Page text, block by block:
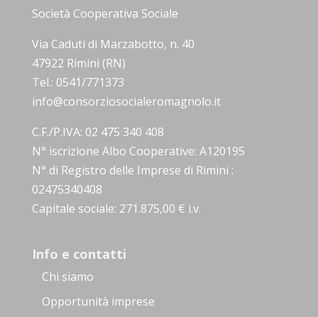
Società Cooperativa Sociale
Via Caduti di Marzabotto, n. 40
47922 Rimini (RN)
Tel.: 0541/771373
info@consorziosocialeromagnolo.it
C.F./P.IVA: 02 475 340 408
N° iscrizione Albo Cooperative: A120195
N° di Registro delle Imprese di Rimini :
02475340408
Capitale sociale: 271.875,00 € i.v.
Info e contatti
Chi siamo
Opportunità imprese